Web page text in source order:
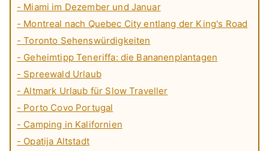
- Miami im Dezember und Januar
- Montreal nach Quebec City entlang der King's Road
- Toronto Sehenswürdigkeiten
- Geheimtipp Teneriffa: die Bananenplantagen
- Spreewald Urlaub
- Altmark Urlaub für Slow Traveller
- Porto Covo Portugal
- Camping in Kalifornien
- Opatija Altstadt